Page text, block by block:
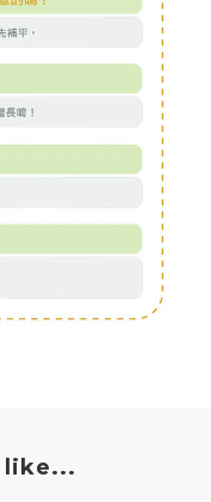
like...